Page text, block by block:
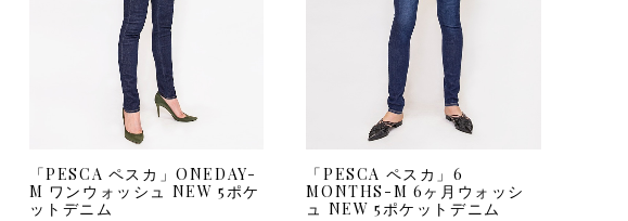
「PESCA ペスカ」ONEDAY-
M ワンウォッシュ NEW 5ポケ
ットデニム
「PESCA ペスカ」6
MONTHS-M 6ヶ月ウォッシ
ュ NEW 5ポケットデニム